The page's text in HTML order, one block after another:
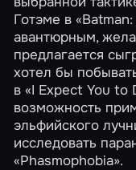
Готэме в
авантюрным,
предлагается
хотел бы
в«I Expect You to
возможность
эльфийского
исследовать
«Phasmophobia».